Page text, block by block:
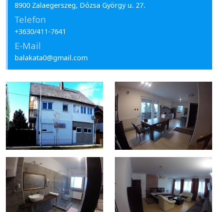
8900 Zalaegerszeg, Dózsa György u. 27.
Telefon
+3630/411-7641
E-Mail
balakata0@gmail.com